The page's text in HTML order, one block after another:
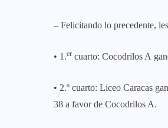
– Felicitando lo precedente,
• 1.er cuarto: Cocodrilos A
• 2.º cuarto: Liceo Caracas
38 a favor de Cocodrilos A.